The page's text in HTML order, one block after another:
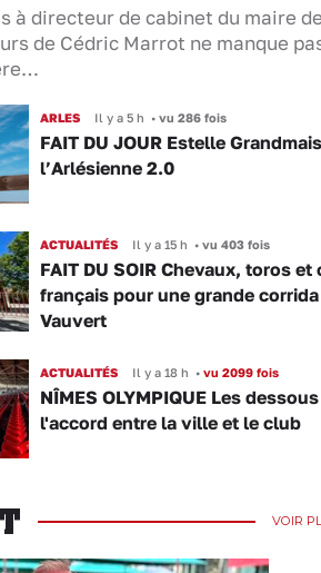
à directeur de cabinet du maire
de Cédric Marrot ne manque
ARLES Il y a 5 h •vu 286 fois
FAIT DU JOUR Estelle
l’Arlésienne 2.0
ACTUALITÉS Il y a 15 h •vu 403 fois
FAIT DU SOIR Chevaux, toros et
français pour une grande corrida
Vauvert
ACTUALITÉS Il y a 18 h •vu 2099 fois
NÎMES OLYMPIQUE Les
l'accord entre la ville et le club
VOIR